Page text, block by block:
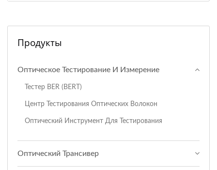
Продукты
Оптическое Тестирование И Измерение
Тестер BER (BERT)
Центр Тестирования Оптических Волокон
Оптический Инструмент Для Тестирования
Оптический Трансивер